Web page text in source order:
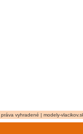
vyhradené | modely-